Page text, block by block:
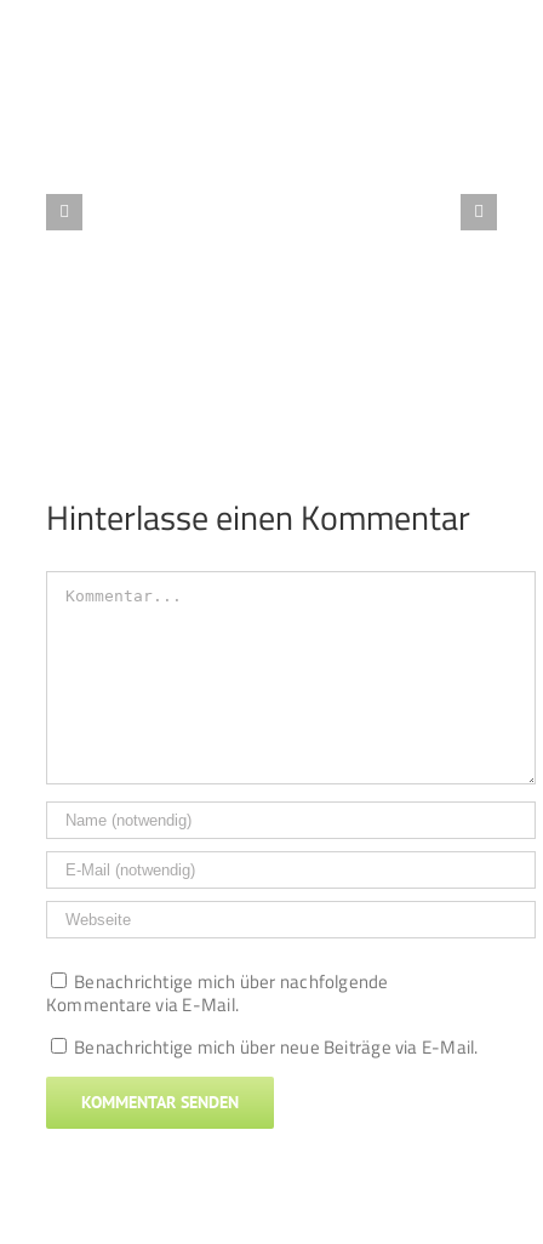
Meisterschaft der Vereine 2016 online
Video vom
Hinterlasse einen Kommentar
Kommentar
Benachrichtige mich über nachfolgende
Kommentare via E-Mail.
Benachrichtige mich über neue Beiträge via E-Mail.